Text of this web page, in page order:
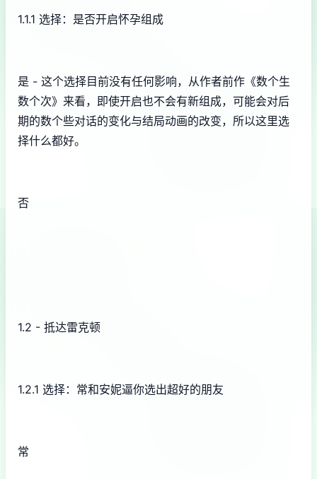
1.1.1 选择：是否开启怀孕组成
是 - 这个选择目前没有任何影响，从作者前作《数个生
数个次》来看，即使开启也不会有新组成，可能会对后
期的数个些对话的变化与结局动画的改变，所以这里选
择什么都好。
否
1.2 - 抵达雷克顿
1.2.1 选择：常和安妮逼你选出超好的朋友
常